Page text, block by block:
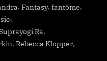
, Fantasy, fantôme,
,
Ra,
, Rebecca Klopper,